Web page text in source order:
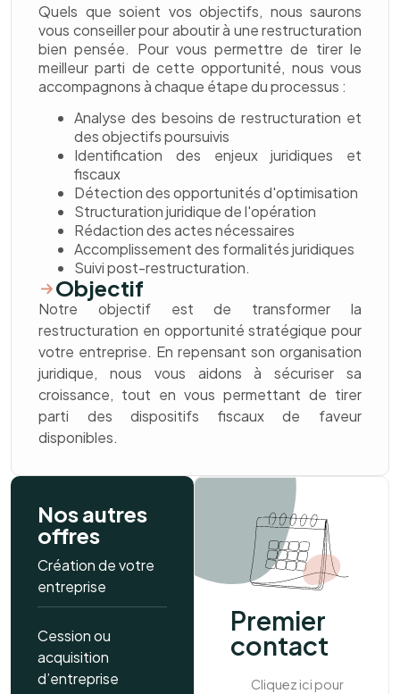
Quels que soient vos objectifs, nous saurons
vous conseiller pour aboutir à une restructuration
bien pensée. Pour vous permettre de tirer le
meilleur parti de cette opportunité, nous vous
accompagnons à chaque étape du processus :
Analyse des besoins de restructuration et
des objectifs poursuivis
Identification des enjeux juridiques et
fiscaux
Détection des opportunités d'optimisation
Structuration juridique de l'opération
Rédaction des actes nécessaires
Accomplissement des formalités juridiques
Suivi post-restructuration.
Objectif
Notre objectif est de transformer la
restructuration en opportunité stratégique pour
votre entreprise. En repensant son organisation
juridique, nous vous aidons à sécuriser sa
croissance, tout en vous permettant de tirer
parti des dispositifs fiscaux de faveur
disponibles.
Nos autres
offres
Création de votre
entreprise
Cession ou
acquisition
d’entreprise
Premier
contact
Cliquez ici pour